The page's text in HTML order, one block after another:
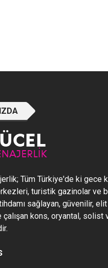
Tüm Türkiye'de ki gece
turistik gazinolar ve
sağlayan, güvenilir,
çalışan kons, oryantal, solist